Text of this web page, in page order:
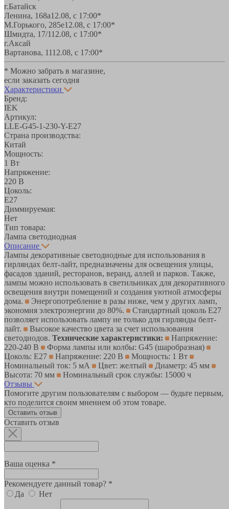
г.Батайск
Ленина, 168а12.08, с 17:00*
М.Горького, 285е12.08, с 17:00*
Шмидта, 17/112.08, с 17:00*
г.Аксай
Вартанова, 1112.08, с 17:00*
* Можно забрать в магазине,
если заказать сегодня
Характеристики
Бренд:
IEK
Артикул:
LLE-G45-1-230-Y-E27
Страна производства:
Китай
Мощность:
1 Вт
Напряжение:
220 В
Цоколь:
E27
Диммируемая:
Нет
Тип товара:
Лампа светодиодная
Описание
Лампы декоративные светодиодные для использования в
гирляндах белт-лайт, предназначены для освещения улицы,
фасадов зданий, ресторанов, веранд, аллей и парков. Также,
лампы можно использовать в светильниках для декоративного
освещения внутри помещений и создания уютной атмосферы
дома.
Энергопотребление в разы ниже, чем у других ламп,
экономия электроэнергии до 80%.
Стандартный цоколь Е27
позволяет использовать лампу не только для гирлянды белт-
лайт.
Высокое качество цвета за счет использования
светодиодов. Технические характеристики:
Напряжение:
220-240 В
Форма лампы или колбы: G45 (шаробразная)
Цоколь: Е27
Напряжение: 220 В
Мощность: 1 Вт
Номинальный ток: 5 мА
Цвет: желтый
Диаметр: 45 мм
Высота: 70 мм
Номинальный срок службы: 15000 ч
Отзывы
Помогите другим пользователям с выбором — будьте первым,
кто поделится своим мнением об этом товаре.
Оставить отзыв
Оставить отзыв
Ваша оценка *
Рекомендуете данный товар? *
Да
Нет